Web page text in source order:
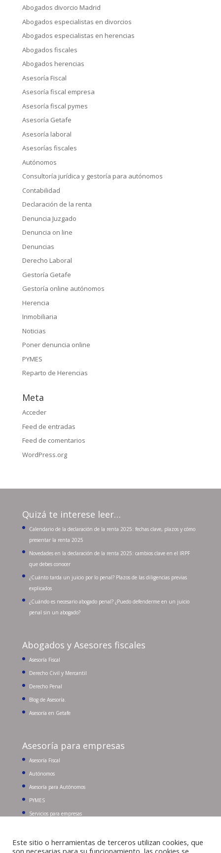
Abogados divorcio Madrid
Abogados especialistas en divorcios
Abogados especialistas en herencias
Abogados fiscales
Abogados herencias
Asesoría Fiscal
Asesoría fiscal empresa
Asesoría fiscal pymes
Asesoría Getafe
Asesoría laboral
Asesorías fiscales
Autónomos
Consultoría jurídica y gestoría para autónomos
Contabilidad
Declaración de la renta
Denuncia Juzgado
Denuncia on line
Denuncias
Derecho Laboral
Gestoría Getafe
Gestoría online autónomos
Herencia
Inmobiliaria
Noticias
Poner denuncia online
PYMES
Reparto de Herencias
Meta
Acceder
Feed de entradas
Feed de comentarios
WordPress.org
Quizá te interese leer…
Calendario de la declaración de la renta 2025: fechas clave, plazos y cómo
presentar la renta 2025
Novedades en la declaración de la renta 2025: cambios clave en el IRPF
que debes conocer
¿Cuánto tarda un juicio por lo penal? Plazos de las diligencias previas
explicados
¿Cuándo es necesario abogado penal? ¿Puedo defenderme en un juicio
penal sin un abogado?
Abogados y Asesores fiscales
Asesoría Fiscal
Derecho Civil y Mercantil
Derecho Penal
Blog de Asesoría.
Asesoría en Getafe
Asesoría para empresas
Asesoría Fiscal
Autónomos
Asesoría para Autónomos
PYMES
Servicios para empresas
Buscar: Tel. 91 681 96 43
Este sitio o herramientas de terceros utilizan cookies, que
son necesarias para su funcionamiento, las cookies se